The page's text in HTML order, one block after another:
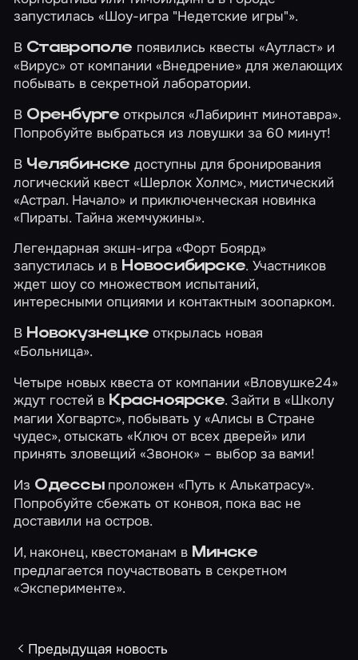
запустилась«Шоу-игра "Недетские игры"».
В Ставрополе появились квесты «Аутласт»и
«Вирус» от компании «Внедрение» для желающих
побывать в секретной лаборатории.
В Оренбурге открылся «Лабиринт минотавра».
Попробуйте выбраться из ловушки за 60 минут!
В Челябинске доступны для бронирования
логический квест«Шерлок Холмс», мистический
«Астрал. Начало» и приключенческая новинка
«Пираты. Тайна жемчужины».
Легендарная экшн-игра«Форт Боярд»
запустилась и в Новосибирске. Участников
ждет шоу со множеством испытаний,
интересными опциями и контактным зоопарком.
В Новокузнецке открылась новая
«Больница».
Четыре новых квеста от компании «Вловушке24»
ждут гостей в Красноярске. Зайти в «Школу
магии Хогвартс», побывать у«Алисы в Стране
чудес», отыскать«Ключ от всех дверей» или
принять зловещий«Звонок» – выбор за вами!
Из Одессы проложен «Путь к Алькатрасу».
Попробуйте сбежать от конвоя, пока вас не
доставили на остров.
И, наконец, квестоманам в Минске
предлагается поучаствовать в секретном
«Эксперименте».
Предыдущая новость